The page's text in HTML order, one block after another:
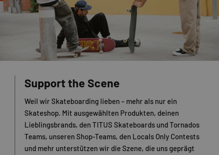
Support the Scene
Weil wir Skateboarding lieben – mehr als nur ein
Skateshop. Mit ausgewählten Produkten, deinen
Lieblingsbrands, den TITUS Skateboards und Tornados
Teams, unseren Shop-Teams, den Locals Only Contests
und mehr unterstützen wir die Szene, die uns geprägt